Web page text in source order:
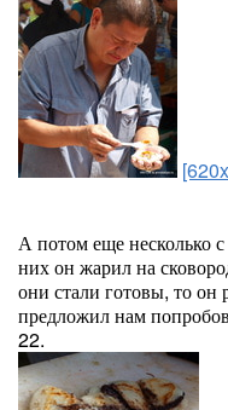
А потом еще несколько
них он жарил на
они стали готовы, то он
предложил нам
22.